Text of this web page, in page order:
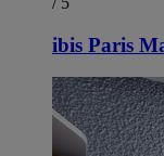
ibis Paris